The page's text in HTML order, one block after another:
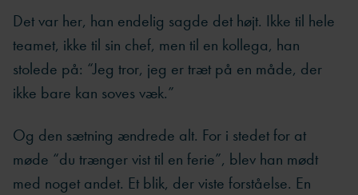
Det var her, han endelig sagde det højt. Ikke til hele
teamet, ikke til sin chef, men til en kollega, han
stolede på: “Jeg tror, jeg er træt på en måde, der
ikke bare kan soves væk.”
Og den sætning ændrede alt. For i stedet for at
møde “du trænger vist til en ferie”, blev han mødt
med noget andet. Et blik, der viste forståelse. En